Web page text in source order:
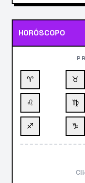
HORÓSCOPO
♈ ♉
♌ ♍
♐ ♑